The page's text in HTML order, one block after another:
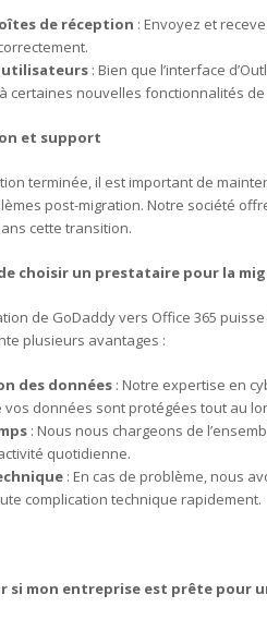
de réception : Envoyez et
utilisateurs : Bien que l’interface
certaines nouvelles fonctionnalités de
et support
terminée, il est important de
post-migration. Notre société
cette transition.
choisir un prestataire pour la
de GoDaddy vers Office 365
plusieurs avantages :
des données : Notre expertise en
vos données sont protégées tout au
: Nous nous chargeons de
quotidienne.
: En cas de problème, nous
complication technique rapidement.
si mon entreprise est prête pour